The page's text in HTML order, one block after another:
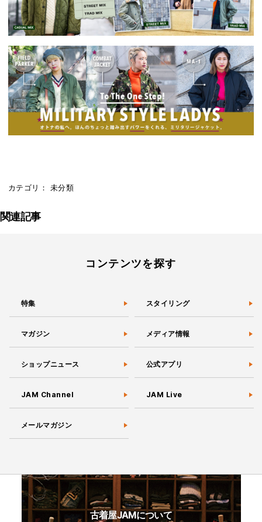
カテゴリ： 未分類
関連記事
コンテンツを探す
特集 スタイリング
マガジン メディア情報
ショップニュース 公式アプリ
JAM Channel JAM Live
メールマガジン
古着屋JAMについて